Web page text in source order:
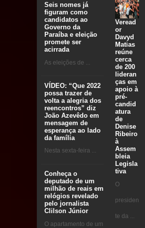
Seis nomes já
figuram como
candidatos ao
Governo da
Paraíba e eleição
promete ser
acirrada
As eleições de ...
VÍDEO: “Que 2022
possa trazer de
volta a alegria dos
reencontros” diz
João Azevêdo em
mensagem de
esperança ao lado
da família
Nesta sexta-feira ...
Conheça o
deputado de um
milhão de reais em
relógios revelado
pelo jornalista
Clilson Júnior
O apartamento de um
Veread
or
Davyd
Matias
reúne
cerca
de 200
lideran
ças em
apoio à
pré-
candid
atura
de
Denise
Ribeiro
à
Assem
bleia
Legisla
tiva
O
presiden
te da ...